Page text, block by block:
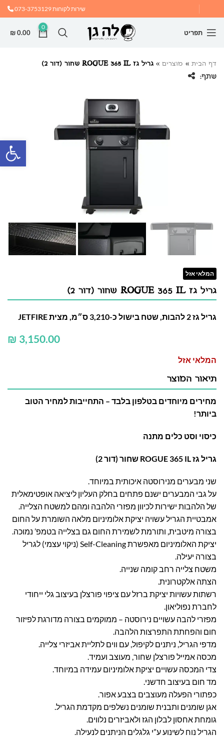
שירות לקוחות073-3753129
תפריט
0
₪0.00
דף הבית » מוצרים » גריל גז ROGUE 365 IL שחור (דור 2)
שתף:
המלאי אזל
גריל גז ROGUE 365 IL שחור (דור 2)
גריל גז 2 להבות, שטח בישול כ-3,210 ס״מ, מצית JETFIRE
₪
המלאי אזל
תיאור המוצר
מחירים מיוחדים בטלפון בלבד – התחייבות למחיר הטוב
ביותר!
כיסוי וסט כלים מתנה
גריל גז ROGUE 365 IL שחור (דור 2)
שני מבערים מנירוסטה איכותית במיוחד.
על גבי המבערים ישנם פתחים בחלק העליון ליציאה אופטימאלית
של הלהבות ישירות לכיוון מפזרי הלהבה ומהם למשטח הצלייה.
אמבטיית הגריל עשויה יציקת אלומיניום מלאה השומרת על החום
בצורה מיטבית, ותורמת לשמירת החום גם בצלייה בטמפ’ נמוכה.
יציקת האלומיניום מאפשרת Self-Cleaning (ניקוי עצמי) לגריל
בצורה יעילה.
משטח צלייה רחב קומה שנייה.
הצתה אלקטרונית.
רשתות עשויות יציקת ברזל עם ציפוי פורצלן בעיצוב גלי ייחודי
לחברת נפוליאון.
מפזרי להבה עשויים נירוסטה – ממוקמים בצורה מדורגת לפיזור
חום והפחתת התפרצות הלהבה.
מדפי הגריל, ניתנים לקיפול, עם ווים לתליית אביזרי צלייה.
מכסה אמייל פורצלן שחור, מעוצב ועמיד.
צדי המכסה עשויים יציקת אלומיניום עמידה במיוחד.
מד חום בעיצוב חדשני.
כפתורי הפעלה מעוצבים בצבע אפור.
אגן שומנים ותבנית שומנים נשלפים מקדמת הגריל.
גומחת אחסון לבלון הגז ולאביזרים נלווים.
הגריל נוח לשינוע ע”י גלגלים הניתנים לנעילה.